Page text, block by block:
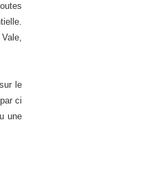
le
ci
une